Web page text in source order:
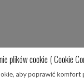
plików cookie ( Cookie
aby poprawić komfort